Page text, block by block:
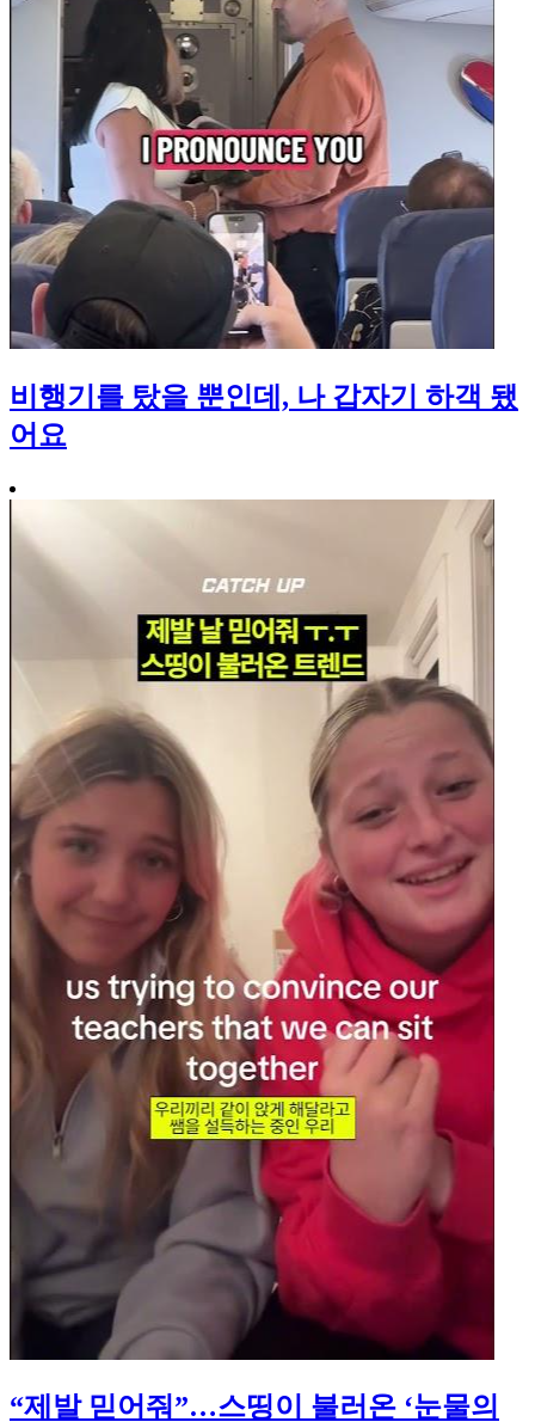
비행기를 탔을 뿐인데, 나 갑자기 하객 됐
어요
“제발 믿어줘”…스띵이 불러온 ‘눈물의